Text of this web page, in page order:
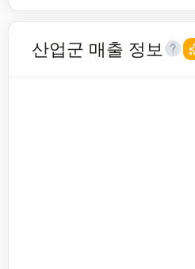
산업군 매출 정보